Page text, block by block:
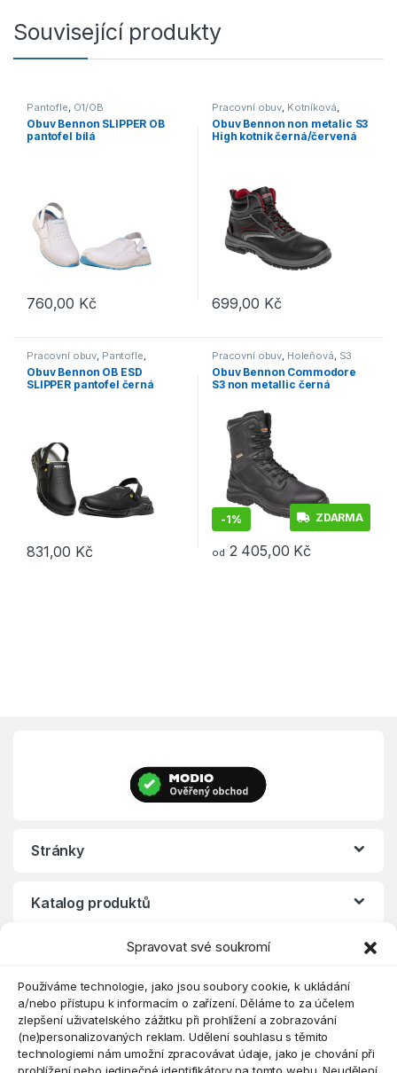
Spravovat své soukromí
Používáme technologie, jako jsou soubory cookie, k ukládání
a/nebo přístupu k informacím o zařízení. Děláme to za účelem
zlepšení uživatelského zážitku při prohlížení a zobrazování
(ne)personalizovaných reklam. Udělení souhlasu s těmito
technologiemi nám umožní zpracovávat údaje, jako je chování při
Související produkty
Pantofle, O1/OB
Obuv Bennon SLIPPER OB
pantofel bílá
760,00 Kč
Tento produkt má více variant. Možnosti lze vybrat na stránce
Pracovní obuv, Kotníková,
S3/S1P
Obuv Bennon non metalic S3
High kotník černá/červená
699,00 Kč
Tento produkt má více
Pracovní obuv, Pantofle,
O1/O1P/O2
Obuv Bennon OB ESD
SLIPPER pantofel černá
831,00 Kč
Tento produkt má více variant. Možnosti lze vybrat na stránce
Pracovní obuv, Holeňová, S3
Obuv Bennon Commodore
S3 non metallic černá
-1% ZDARMA
od 2 405,00 Kč
Stránky
Katalog produktů